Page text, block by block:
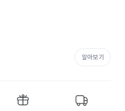
알아보기